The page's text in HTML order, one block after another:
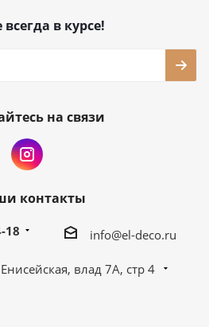
всегда в курсе!
на связи
контакты
18 info@el-deco.ru
влад 7А, стр 4